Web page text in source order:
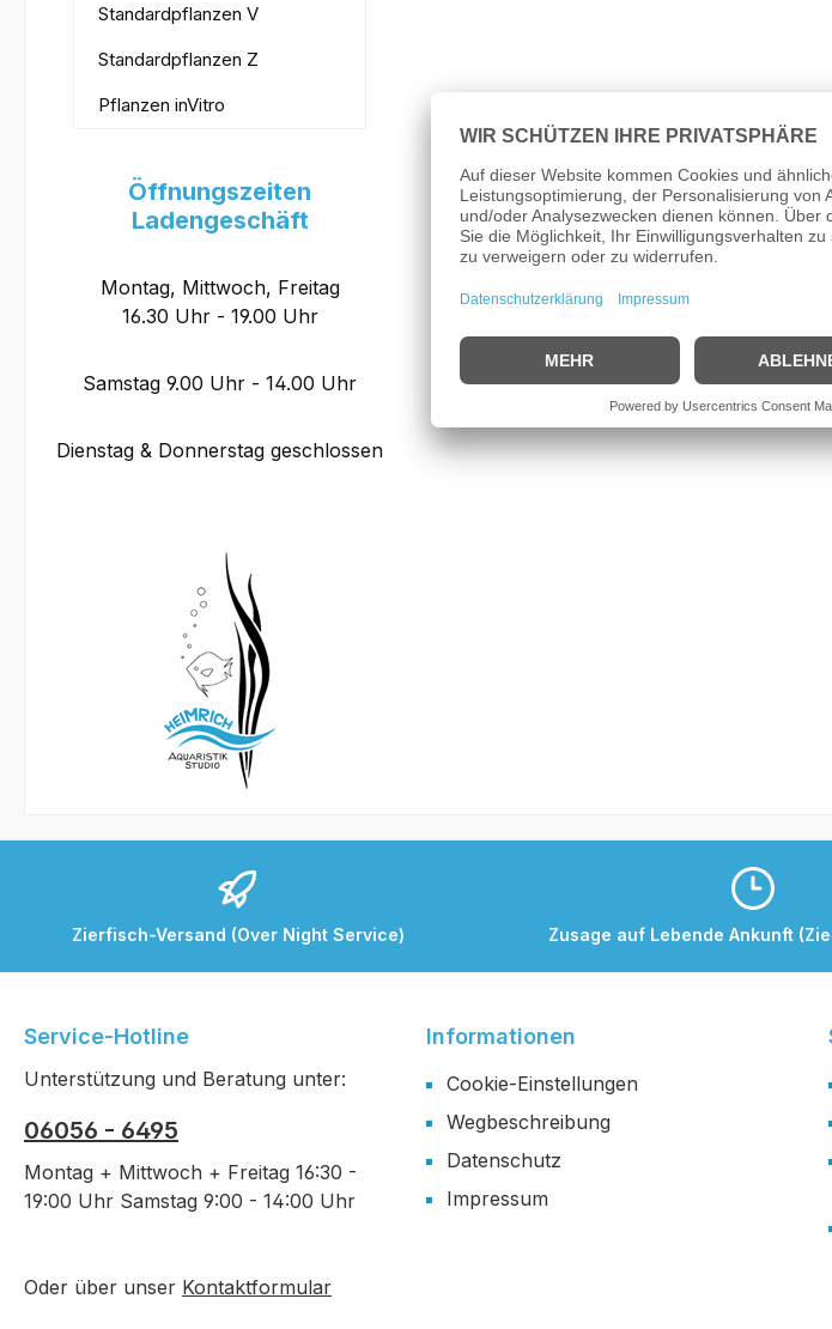
Standardpflanzen V
Standardpflanzen Z
Pflanzen inVitro
Öffnungszeiten
Ladengeschäft
Montag, Mittwoch, Freitag
16.30 Uhr - 19.00 Uhr
Samstag 9.00 Uhr - 14.00 Uhr
Dienstag & Donnerstag geschlossen
Zierfisch-Versand (Over Night Service) Zusage auf Lebende Ankunft
Service-Hotline
Unterstützung und Beratung unter:
06056 - 6495
Montag + Mittwoch + Freitag 16:30 -
19:00 Uhr Samstag 9:00 - 14:00 Uhr
Oder über unser Kontaktformular
Informationen
Cookie-Einstellungen
Wegbeschreibung
Datenschutz
Impressum